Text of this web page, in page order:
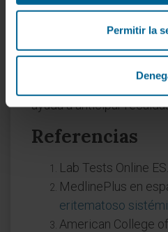
Permitir la
los títulos de anti-
caída del complemento
brotes de actividad de la
seguimiento periódico
ayuda a anticipar
Referencias
Lab Tests Online ES.
MedlinePlus en
eritematoso
American College